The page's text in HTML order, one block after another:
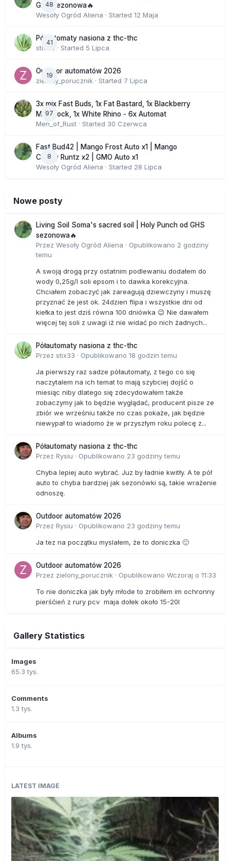
48
GHS sezonowa🔥
Wesoły Ogród Aliena · Started 12 Maja
41
Półautomaty nasiona z thc-thc
stix33 · Started 5 Lipca
19
Outdoor automatów 2026
zielony_porucznik · Started 7 Lipca
97
3x mix Fast Buds, 1x Fat Bastard, 1x Blackberry
Moonrock, 1x White Rhino - 6x Automat
Men_of_Rust · Started 30 Czerwca
8
Fast Bud42 | Mango Frost Auto x1 | Mango
Cherry Runtz x2 | GMO Auto x1
Wesoły Ogród Aliena · Started 28 Lipca
Nowe posty
Living Soil Soma's sacred soil | Holy Punch od GHS
sezonowa🔥
Przez Wesoły Ogród Aliena · Opublikowano 2 godziny
temu
A swoją drogą przy ostatnim podlewaniu dodałem do
wody 0,25g/l soli epsom i to dawka korekcyjna.
Chciałem zobaczyć jak zareagują dziewczyny i muszę
przyznać że jest ok. 24dzien flipa i wszystkie dni od
kiełka to jest dziś równa 100 dniówka 😉 Nie dawałem
więcej tej soli z uwagi iż nie widać po nich żadnych...
Półautomaty nasiona z thc-thc
Przez stix33 · Opublikowano 18 godzin temu
Ja pierwszy raz sadze półautomaty, z tego co się
naczytalem na ich temat to mają szybciej dojść o
miesiąc niby dlatego się zdecydowałem także
zobaczymy jak to będzie wyglądać, producent pisze ze
zbiór we wrześniu także no czas pokaże, jak będzie
niewypał to wiadomo że w przyszłym roku polecę z...
Półautomaty nasiona z thc-thc
Przez Rysiu · Opublikowano 23 godziny temu
Chyba lepiej auto wybrać. Juz by ładnie kwitły. A te pół
auto to chyba bardziej jak sezonówki są, takie wrażenie
odnoszę.
Outdoor automatów 2026
Przez Rysiu · Opublikowano 23 godziny temu
Ja tez na początku myslałem, że to doniczka 🙂
Outdoor automatów 2026
Przez zielony_porucznik · Opublikowano Wczoraj o 11:33
To nie doniczka jak były młode to zrobiłem im ochronny
pierśćień z rury pcv maja dołek około 15-20l
Gallery Statistics
Images
65.3 tys.
Comments
1.3 tys.
Albums
1.9 tys.
LATEST IMAGE